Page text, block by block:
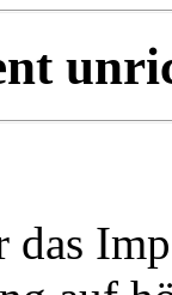
das